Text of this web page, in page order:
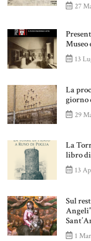
27
Museo
13
La
giorno
29
La
libro
13
Sul
1